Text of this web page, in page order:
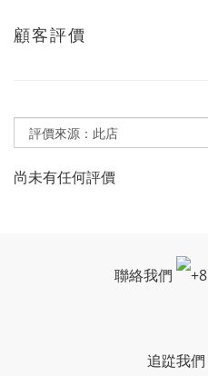
顧客評價
尚未有任何評價
聯絡我們 +
追踨我們